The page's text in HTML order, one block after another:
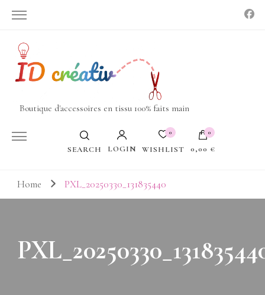
Boutique d'accessoires en tissu 100% faits main
SEARCH LOGIN
0
WISHLIST
0
0,00 €
Votre panier est vide.
Home PXL_20250330_131835440